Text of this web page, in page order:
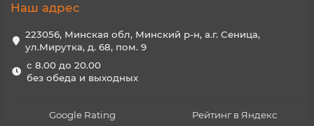
Наш адрес
223056, Минская обл, Минский р-н, а.г. Сеница,
ул.Мирутка, д. 68, пом. 9
с 8.00 до 20.00
без обеда и выходных
Google Rating Рейтинг в Яндекс